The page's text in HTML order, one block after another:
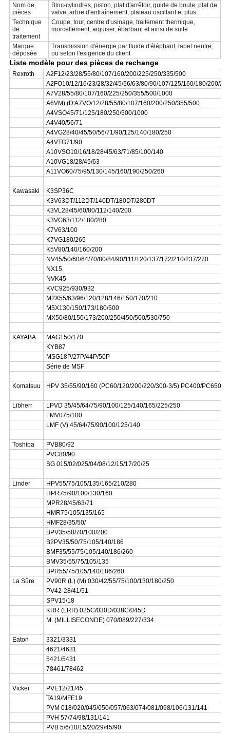
Nom de
pièces
Bloc-cylindres, piston, plat d'arrêtoir, guide de boule, plat de
valve, arbre d'entraînement, plateau oscillant et plus
Technique
de
traitement
Coupe, tour, centre d'usinage, traitement thermique,
morcellement, aiguiser, ébarbant et ainsi de suite
Marque
déposée
Transmission d'énergie par fluide d'éléphant, label neutre,
ou selon l'exigence du client
Liste modèle pour des pièces de rechange
Rexroth
A2F12/23/28/55/80/107/160/200/225/250/335/500
A2FO10/12/16/23/28/32/45/56/63/80/90/107/125/160/180/200/
A7V28/55/80/107/160/225/250/355/500/1000
A6VM) (D'A7VO/12/28/55/80/107/160/200/250/355/500
A4VSO45/71/125/180/250/500/1000
A4V40/56/71
A4VG28/40/45/50/56/71/90/125/140/180/250
A4VTG71/90
A10VSO10/16/18/28/45/63/71/85/100/140
A10VG18/28/45/63
A11VO60/75/95/130/145/160/190/250/260
Kawasaki
K3SP36C
K3V63DT/112DT/140DT/180DT/280DT
K3VL28/45/60/80/112/140/200
K3VG63/112/180/280
K7V63/100
K7VG180/265
K5V80/140/160/200
NV45/50/60/64/70/80/84/90/111/120/137/172/210/237/270
NX15
NVK45
KVC925/930/932
M2X55/63/96/120/128/146/150/170/210
M5X130/150/173/180/500
MX50/80/150/173/200/250/450/500/530/750
KAYABA
MAG150/170
KYB87
MSG18P/27P/44P/50P
Série de MSF
Komatsuu HPV 35/55/90/160 (PC60/120/200/220/300-3/5) PC400/PC650
Libherr
LPVD 35/45/64/75/90/100/125/140/165/225/250
FMV075/100
LMF (V) 45/64/75/90/100/125/140
Toshiba
PVB80/92
PVC80/90
SG 015/02/025/04/08/12/15/17/20/25
Linder
HPV55/75/105/135/165/210/280
HPR75/90/100/130/160
MPR28/45/63/71
HMR75/105/135/165
HMF28/35/50/
BPV35/50/70/100/200
B2PV35/50/75/105/140/186
BMF35/55/75/105/140/186/260
BMV35/55/75/105/135
BPR55/75/105/140/186/260
La Sûre
PV90R (L) (M) 030/42/55/75/100/130/180/250
PV42-28/41/51
SPV15/18
KRR (LRR) 025C/030D/038C/045D
M. (MILLISECONDE) 070/089/227/334
Eaton
3321/3331
4621/4631
5421/5431
78461/78462
Vicker
PVE12/21/45
TA19/MFE19
PVM 018/020/045/050/057/063/074/081/098/106/131/141
PVH 57/74/98/131/141
PVB 5/6/10/15/20/29/45/90